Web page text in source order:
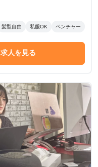
髪型自由 私服OK ベンチャー
求人を見る